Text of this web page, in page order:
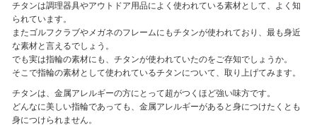
チタンは調理器具やアウトドア用品によく使われている素材として、よく知
られています。
またゴルフクラブやメガネのフレームにもチタンが使われており、最も身近
な素材と言えるでしょう。
でも実は指輪の素材にも、チタンが使われていたのをご存知でしょうか。
そこで指輪の素材として使われているチタンについて、取り上げてみます。
チタンは、金属アレルギーの方にとって超がつくほど強い味方です。
どんなに美しい指輪であっても、金属アレルギーがあると身につけたくとも
身につけられません。